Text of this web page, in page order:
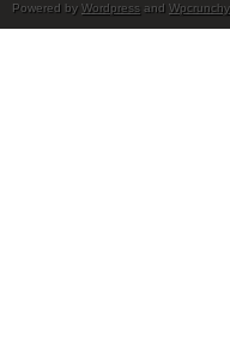
Powered by Wordpress and Wpcrunchy